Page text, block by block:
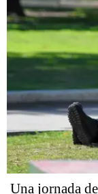
Una jornada